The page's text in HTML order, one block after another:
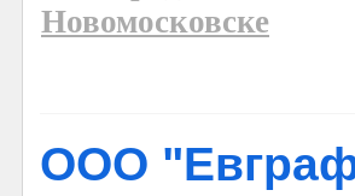
Новомосковске
ООО